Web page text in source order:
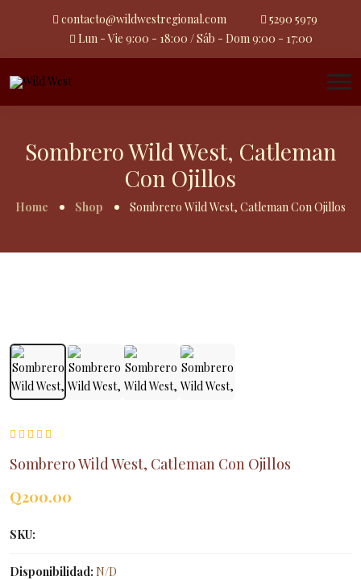
contacto@wildwestregional.com
5290 5979
Lun - Vie 9:00 - 18:00 / Sáb - Dom 9:00 - 17:00
Sombrero Wild West, Catleman
Con Ojillos
Home Shop Sombrero Wild West, Catleman Con Ojillos
Sombrero Wild West, Catleman Con Ojillos
Q200.00
SKU:
Disponibilidad: N/D